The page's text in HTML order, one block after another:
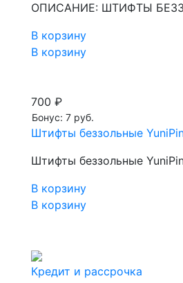
ОПИСАНИЕ: ШТИФТЫ
В корзину
В корзину
700 ₽
Бонус: 7 руб.
Штифты беззольные
Штифты беззольные
В корзину
В корзину
Кредит и рассрочка